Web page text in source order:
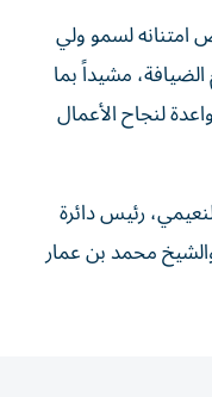
لسمو ولي
مشيداً بما
لنجاح الأعمال
رئيس دائرة
محمد بن عمار